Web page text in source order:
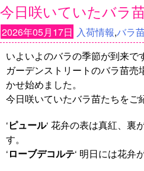
今日咲いていたバラ
2026年05月17日 入荷情報,バラ
いよいよのバラの季節が到来で
ガーデンストリートのバラ苗売
かせ始めました。
今日咲いていたバラ苗たちをご
‘ピュール‘ 花弁の表は真紅、裏
す。
‘ローブデコルテ‘ 明日には花弁